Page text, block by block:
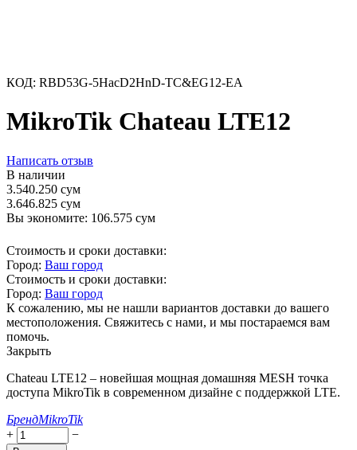
КОД: RBD53G-5HacD2HnD-TC&EG12-EA
MikroTik Chateau LTE12
Написать отзыв
В наличии
3.540.250 сум
3.646.825 сум
Вы экономите: 106.575 сум
Стоимость и сроки доставки:
Город: Ваш город
Стоимость и сроки доставки:
Город: Ваш город
К сожалению, мы не нашли вариантов доставки до вашего
местоположения. Свяжитесь с нами, и мы постараемся вам
помочь.
Закрыть
Chateau LTE12 – новейшая мощная домашняя MESH точка
доступа MikroTik в современном дизайне с поддержкой LTE.
БрендMikroTik
+
−